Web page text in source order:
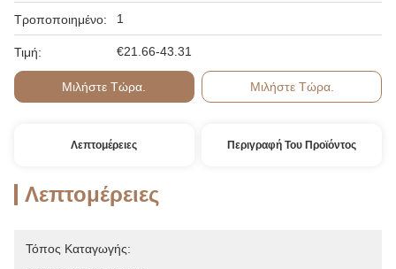
Τροποποιημένο: 1
Τιμή: €21.66-43.31
Μιλήστε Τώρα. Μιλήστε Τώρα.
Λεπτομέρειες Περιγραφή Του Προϊόντος
Λεπτομέρειες
Τόπος Καταγωγής: